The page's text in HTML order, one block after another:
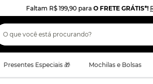
Faltam R$ 199,90 para O FRETE GRÁTIS*!
que você está procurando?
Presentes Especiais 🎁 Mochilas e Bolsas